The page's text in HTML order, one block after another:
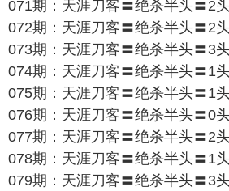
071期：天涯刀客〓绝杀半头〓2
072期：天涯刀客〓绝杀半头〓2
073期：天涯刀客〓绝杀半头〓3
074期：天涯刀客〓绝杀半头〓1
075期：天涯刀客〓绝杀半头〓1
076期：天涯刀客〓绝杀半头〓0
077期：天涯刀客〓绝杀半头〓2
078期：天涯刀客〓绝杀半头〓1
079期：天涯刀客〓绝杀半头〓3